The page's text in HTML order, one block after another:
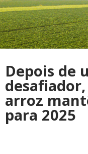
Depois de
arroz
para 2025